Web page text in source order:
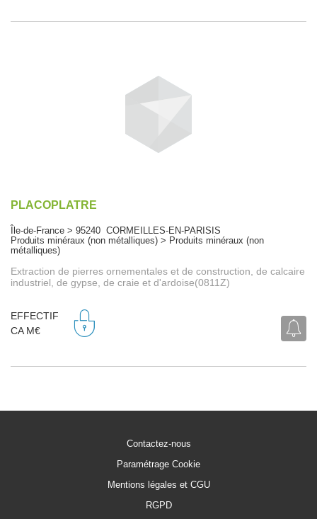
PLACOPLATRE
Île-de-France > 95240 CORMEILLES-EN-PARISIS
Produits minéraux (non métalliques) > Produits minéraux (non
métalliques)
Extraction de pierres ornementales et de construction, de calcaire
industriel, de gypse, de craie et d'ardoise(0811Z)
EFFECTIF
CA M€
Contactez-nous
Paramétrage Cookie
Mentions légales et CGU
RGPD